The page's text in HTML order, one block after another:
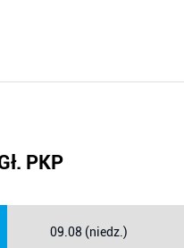
PKP
09.08 (niedz.)